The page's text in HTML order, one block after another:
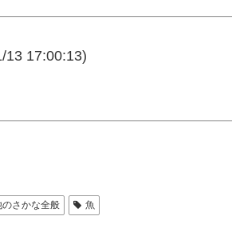
13 17:00:13)
のさかな全般 魚